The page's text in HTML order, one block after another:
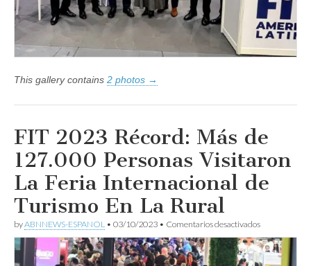
This gallery contains 2 photos →
FIT 2023 Récord: Más de
127.000 Personas Visitaron
La Feria Internacional de
Turismo En La Rural
byABNNEWS-ESPANOL • 03/10/2023 • Comentarios desactivadosen
FIT
2023
Récord: